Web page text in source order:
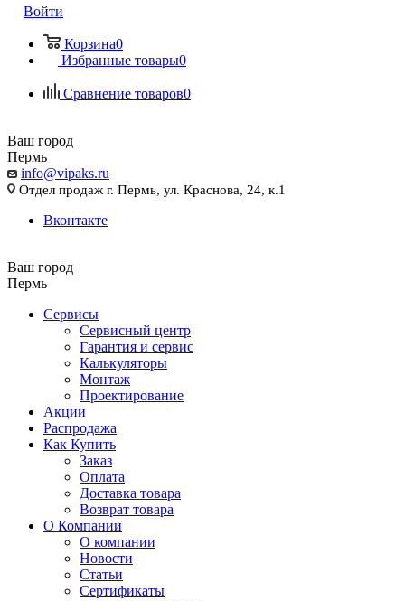
Войти
Корзина0
Избранные товары0
Сравнение товаров0
Ваш город
Пермь
info@vipaks.ru
Отдел продаж г. Пермь, ул. Краснова, 24, к.1
Вконтакте
Ваш город
Пермь
Сервисы
Сервисный центр
Гарантия и сервис
Калькуляторы
Монтаж
Проектирование
Акции
Распродажа
Как Купить
Заказ
Оплата
Доставка товара
Возврат товара
О Компании
О компании
Новости
Статьи
Сертификаты